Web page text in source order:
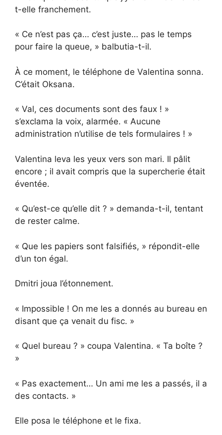
t-elle franchement.
« Ce n’est pas ça… c’est juste… pas le temps
pour faire la queue, » balbutia-t-il.
À ce moment, le téléphone de Valentina sonna.
C’était Oksana.
« Val, ces documents sont des faux ! »
s’exclama la voix, alarmée. « Aucune
administration n’utilise de tels formulaires ! »
Valentina leva les yeux vers son mari. Il pâlit
encore ; il avait compris que la supercherie était
éventée.
« Qu’est-ce qu’elle dit ? » demanda-t-il, tentant
de rester calme.
« Que les papiers sont falsifiés, » répondit-elle
d’un ton égal.
Dmitri joua l’étonnement.
« Impossible ! On me les a donnés au bureau en
disant que ça venait du fisc. »
« Quel bureau ? » coupa Valentina. « Ta boîte ?
»
« Pas exactement… Un ami me les a passés, il a
des contacts. »
Elle posa le téléphone et le fixa.